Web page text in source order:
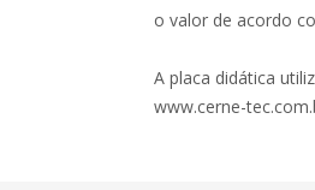
o valor de acordo
A placa didática
www.cerne-